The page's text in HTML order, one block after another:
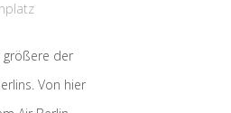
größere der
Von hier